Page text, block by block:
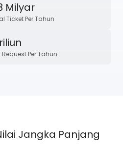
Milyar
Ticket Per Tahun
Per Tahun
Jangka Panjang